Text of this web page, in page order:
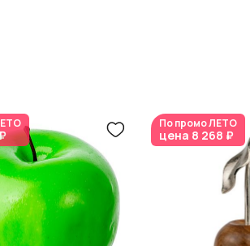
По промоЛЕТО
цена 8 268 ₽